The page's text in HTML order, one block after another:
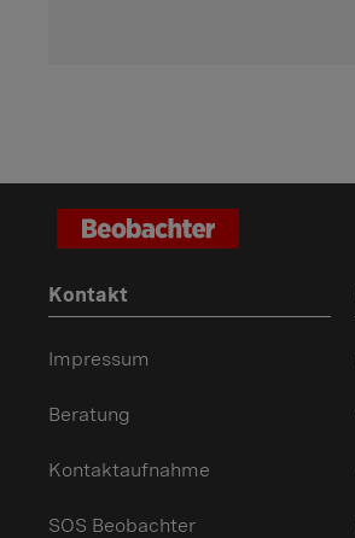
Kontakt
Impressum
Beratung
Kontaktaufnahme
SOS Beobachter